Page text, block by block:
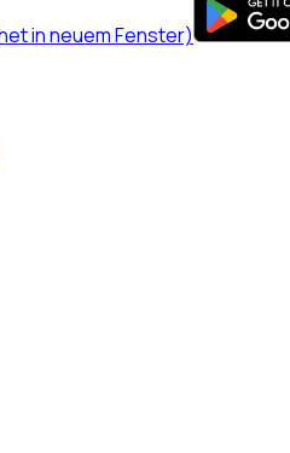
in neuem Fenster)